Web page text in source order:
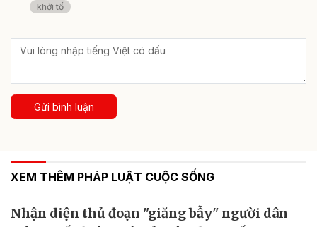
khởi tố
Gửi bình luận
XEM THÊM PHÁP LUẬT CUỘC SỐNG
Nhận diện thủ đoạn "giăng bẫy" người dân